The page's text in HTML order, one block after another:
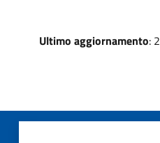
Ultimo aggiornamento: